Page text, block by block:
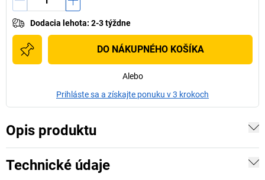
Dodacia lehota: 2-3 týždne
DO NÁKUPNÉHO KOŠÍKA
Alebo
Prihláste sa a získajte ponuku v 3 krokoch
Opis produktu
Technické údaje